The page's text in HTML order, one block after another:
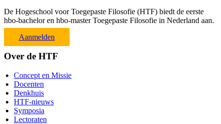
De Hogeschool voor Toegepaste Filosofie (HTF) biedt de eerste
hbo-bachelor en hbo-master Toegepaste Filosofie in Nederland aan.
Aanmelden
Over de HTF
Concept en Missie
Docenten
Denkhuis
HTF-nieuws
Symposia
Lectoraten